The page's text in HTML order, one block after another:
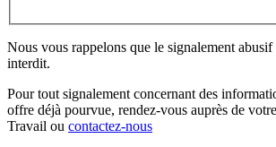
Nous vous rappelons que le signalement abusif
interdit.
Pour tout signalement concernant des
offre déjà pourvue, rendez-vous auprès de
Travail ou contactez-nous